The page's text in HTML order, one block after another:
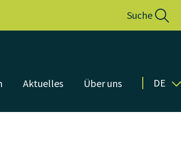
Suche
Aktuelles Über uns DE